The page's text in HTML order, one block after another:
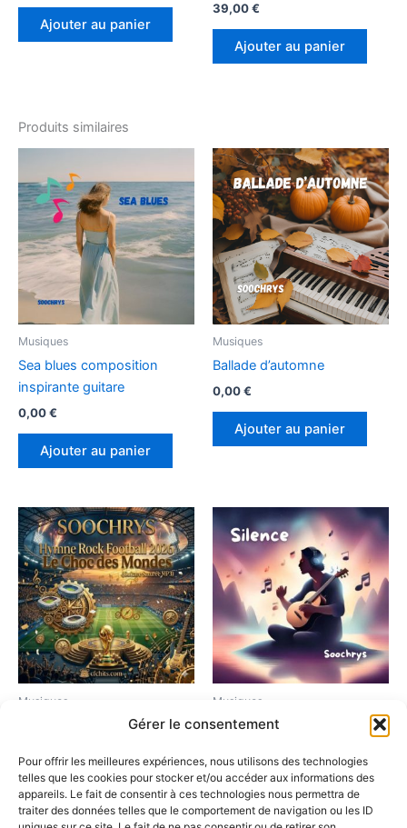
Gérer le consentement
Pour offrir les meilleures expériences, nous utilisons des technologies
telles que les cookies pour stocker et/ou accéder aux informations des
appareils. Le fait de consentir à ces technologies nous permettra de
traiter des données telles que le comportement de navigation ou les ID
Ajouter au panier
39,00€
Ajouter au panier
Produits similaires
Musiques
Sea blues composition
inspirante guitare
0,00€
Ajouter au panier
Musiques
Ballade d’automne
0,00€
Ajouter au panier
Musiques
Hymne Rock Football 2026
(Guitare Saturée MP3)
2,90€
Musiques
Silence musique douce
soochrys
0,00€